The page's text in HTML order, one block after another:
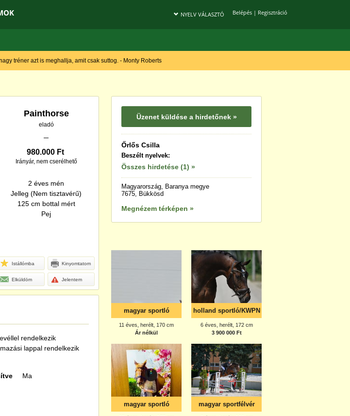
Belépés| Regisztráció
NYELV VÁLASZTÓ
tréner azt is meghallja, amit csak suttog. - Monty Roberts
Painthorse
eladó
980.000 Ft
Irányár, nem cserélhető
2 éves mén
Jelleg (Nem tisztavérű)
125 cm bottal mért
Pej
Istállómba Kinyomtatom
Elküldöm Jelentem
rendelkezik
lappal rendelkezik
Ma
Üzenet küldése a hirdetőnek »
Őrlős Csilla
Beszélt nyelvek:
Összes hirdetése (1) »
Magyarország, Baranya megye
7675, Bükkösd
Megnézem térképen »